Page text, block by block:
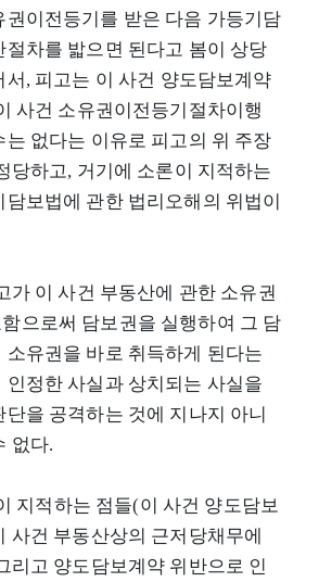
권이전등기를 받은 다음 가등기담
절차를 밟으면 된다고 봄이 상당
서, 피고는 이 사건 양도담보계약
사건 소유권이전등기절차이행
는 없다는 이유로 피고의 위 주장
당하고, 거기에 소론이 지적하는
담보법에 관한 법리오해의 위법이
가 이 사건 부동산에 관한 소유권
으로써 담보권을 실행하여 그 담
소유권을 바로 취득하게 된다는
인정한 사실과 상치되는 사실을
을 공격하는 것에 지나지 아니
없다.
지적하는 점들(이 사건 양도담보
사건 부동산상의 근저당채무에
리고 양도담보계약 위반으로 인